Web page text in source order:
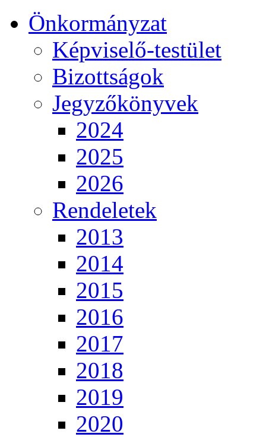
Önkormányzat
Képviselő-testület
Bizottságok
Jegyzőkönyvek
2024
2025
2026
Rendeletek
2013
2014
2015
2016
2017
2018
2019
2020